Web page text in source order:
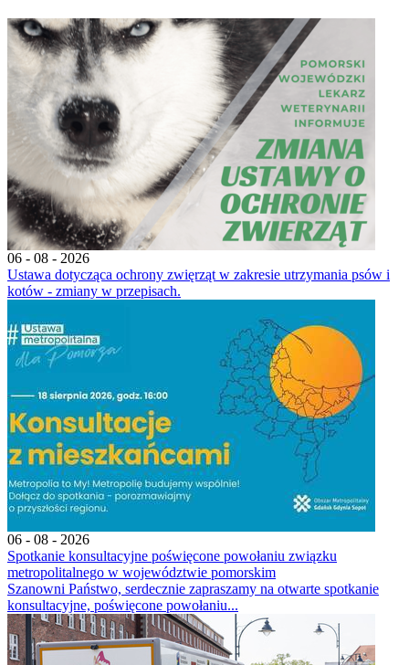
06 - 08 - 2026
Ustawa dotycząca ochrony zwięrząt w zakresie utrzymania psów i
kotów - zmiany w przepisach.
06 - 08 - 2026
Spotkanie konsultacyjne poświęcone powołaniu związku
metropolitalnego w województwie pomorskim
Szanowni Państwo, serdecznie zapraszamy na otwarte spotkanie
konsultacyjne, poświęcone powołaniu...